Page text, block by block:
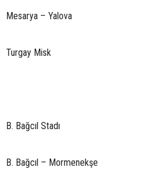
Mesarya – Yalova
Turgay Misk
B. Bağcıl Stadı
B. Bağcıl – Mormenekşe